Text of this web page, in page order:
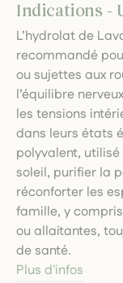
Indications -
L’hydrolat de
recommandé
ou sujettes aux
l’équilibre
les tensions
dans leurs états
polyvalent,
soleil, purifier la
réconforter les
famille, y
ou allaitantes,
de santé.
Plus d'infos